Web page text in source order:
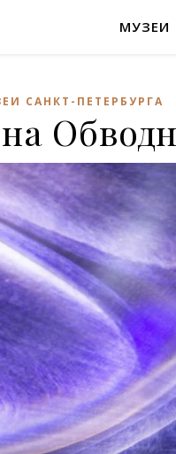
МУЗЕИ
САНКТ-ПЕТЕРБУРГА